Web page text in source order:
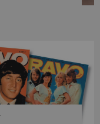
HiFi-Technik,
hohe Flexibilität in
man für großen
mehr braucht.